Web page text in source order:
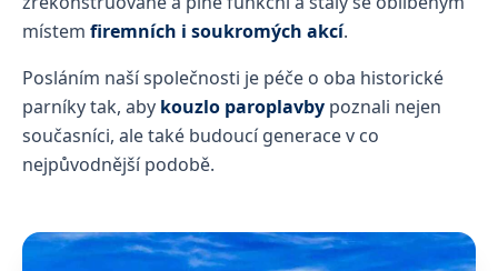
místem firemních i soukromých akcí.
Posláním naší společnosti je péče o oba historické
parníky tak, aby kouzlo paroplavby poznali nejen
současníci, ale také budoucí generace v co
nejpůvodnější podobě.